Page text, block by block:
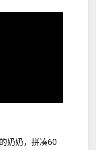
奶奶，拼凑60